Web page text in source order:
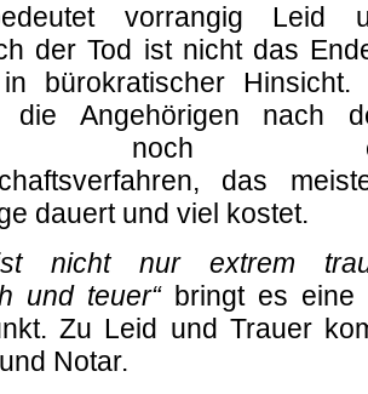
vorrangig Leid
der Tod ist nicht das
bürokratischer Hinsicht.
die Angehörigen nach
noch
das
dauert und viel kostet.
nicht nur extrem
und teuer“bringt es eine
Zu Leid und Trauer
Notar.